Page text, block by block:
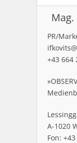
PR/
+43 664
A-1020
Fon: